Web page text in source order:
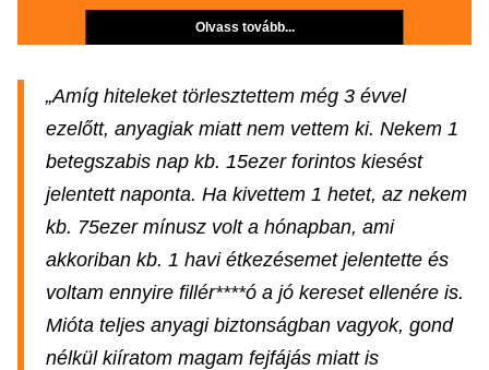
Olvass tovább...
„Amíg hiteleket törlesztettem még 3 évvel
ezelőtt, anyagiak miatt nem vettem ki. Nekem 1
betegszabis nap kb. 15ezer forintos kiesést
jelentett naponta. Ha kivettem 1 hetet, az nekem
kb. 75ezer mínusz volt a hónapban, ami
akkoriban kb. 1 havi étkezésemet jelentette és
voltam ennyire fillér****ó a jó kereset ellenére is.
Mióta teljes anyagi biztonságban vagyok, gond
nélkül kiíratom magam fejfájás miatt is